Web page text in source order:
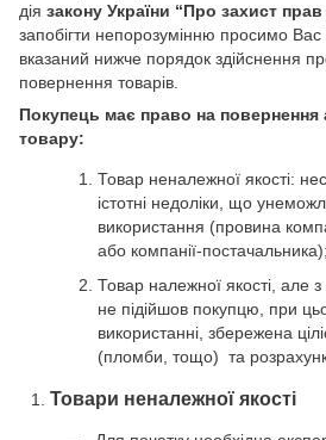
дія закону України “Про захист
запобігти непорозумінню просимо Вас
вказаний нижче порядок здійснення
повернення товарів.
Покупець має право на повернення
товару:
Товар неналежної якості:
істотні недоліки, що
використання (провина
або компанії-постачальника);
Товар належної якості, але
не підійшов покупцю, при
використанні, збережена
(пломби, тощо) та
Товари неналежної якості